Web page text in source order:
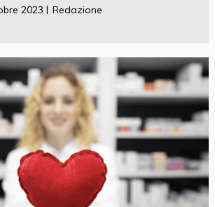
2023 Redazione